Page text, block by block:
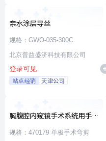
亲水涂层导丝
规格：GWO-035-300C
北京普益盛济科技有限公司
登录可见
站点经销 天津公司
胸腹腔内窥镜手术系统用手术
器械
规格：470179 单极手术弯剪